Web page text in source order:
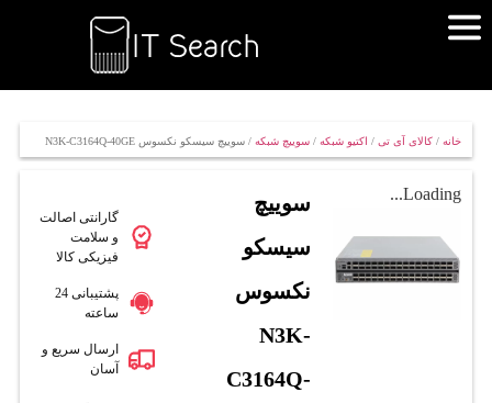
خانه/ کالای آی تی/ اکتیو شبکه/ سوییچ شبکه/ سوييچ سيسکو نکسوس N3K-C3164Q-40GE
Loading...
سوييچ
سيسکو
نکسوس
N3K-
C3164Q-
گارانتی اصالت
و سلامت
فیزیکی کالا
پشتیبانی 24
ساعته
ارسال سریع و
آسان